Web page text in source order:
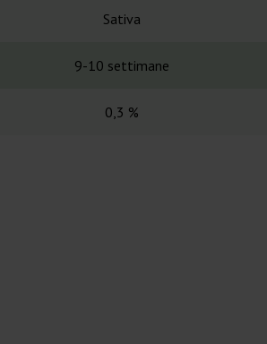
Sativa
9-10 settimane
0,3 %